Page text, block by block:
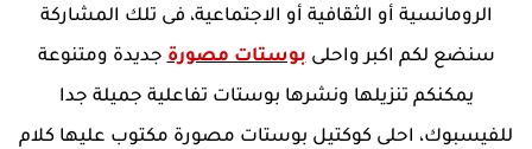
الرومانسية أو الثقافية أو الاجتماعية، فى تلك المشاركة
سنضع لكم اكبر واحلىبوستات مصورةجديدة ومتنوعة
يمكنكم تنزيلها ونشرها بوستات تفاعلية جميلة جدا
للفيسبوك، احلى كوكتيل بوستات مصورة مكتوب عليها كلام